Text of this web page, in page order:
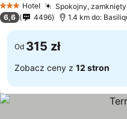
3 Kategoria
Hotel Spokojny,
6,6 4496 1.4 km do:
Od 315 zł
Zobacz ceny z 12 stron